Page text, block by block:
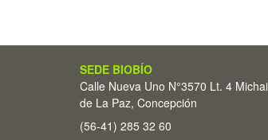
SEDE BIOBÍO
Calle Nueva Uno N°3570 Lt. 4
de La Paz, Concepción
(56-41) 285 32 60